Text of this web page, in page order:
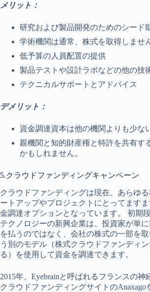
メリット：
研究および製品開発のためのシード
学術機関は通常、株式を取得しませ
低予算の人員配置の提供
製品テストや設計ラボなどの他の技
テクニカルサポートとアドバイス
デメリット：
資金調達資本は他の機関よりも少な
親機関と知的財産権と特許を共有す
かもしれません。
5.クラウドファンディングキャンペーン
クラウドファンディングは現在、あらゆ
ートアップやプロジェクトにとってます
金調達オプションとなっています。 初期
テクノロジーの新興企業は、投資家が単
を払うのではなく、会社の株式の一部を
う別のモデル（株式クラウドファンディ
る）を使用して資金を調達できます。
2015年、Eyebrainと呼ばれるフランスの神
クラウドファンディングサイトのAnaxago